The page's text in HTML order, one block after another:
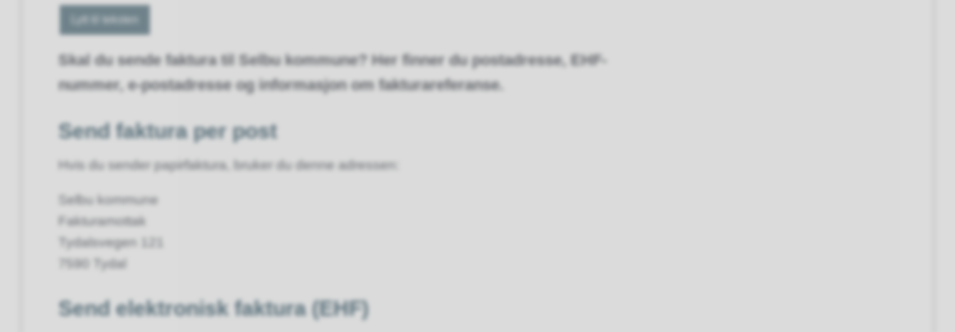
Lytt til teksten
Skal du sende faktura til Selbu kommune? Her finner du postadresse, EHF-
nummer, e-postadresse og informasjon om fakturareferanse.
Send faktura per post
Hvis du sender papirfaktura, bruker du denne adressen:
Selbu kommune
Fakturamottak
Tydalsvegen 121
7590 Tydal
Send elektronisk faktura (EHF)